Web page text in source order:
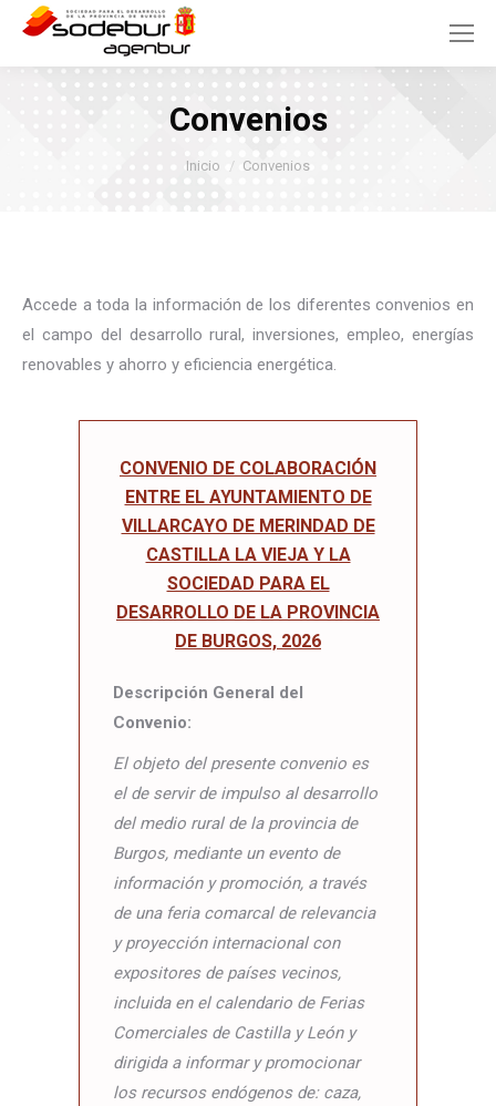
Convenios
Inicio Convenios
Accede a toda la información de los diferentes convenios en
el campo del desarrollo rural, inversiones, empleo, energías
renovables y ahorro y eficiencia energética.
CONVENIO DE COLABORACIÓN
ENTRE EL AYUNTAMIENTO DE
VILLARCAYO DE MERINDAD DE
CASTILLA LA VIEJA Y LA
SOCIEDAD PARA EL
DESARROLLO DE LA PROVINCIA
DE BURGOS, 2026
Descripción General del
Convenio:
El objeto del presente convenio es
el de servir de impulso al desarrollo
del medio rural de la provincia de
Burgos, mediante un evento de
información y promoción, a través
de una feria comarcal de relevancia
y proyección internacional con
expositores de países vecinos,
incluida en el calendario de Ferias
Comerciales de Castilla y León y
dirigida a informar y promocionar
los recursos endógenos de: caza,